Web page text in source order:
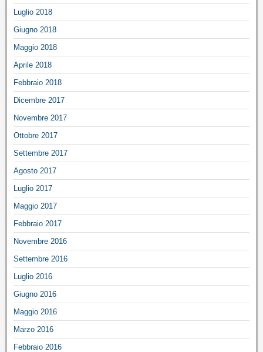
Luglio 2018
Giugno 2018
Maggio 2018
Aprile 2018
Febbraio 2018
Dicembre 2017
Novembre 2017
Ottobre 2017
Settembre 2017
Agosto 2017
Luglio 2017
Maggio 2017
Febbraio 2017
Novembre 2016
Settembre 2016
Luglio 2016
Giugno 2016
Maggio 2016
Marzo 2016
Febbraio 2016